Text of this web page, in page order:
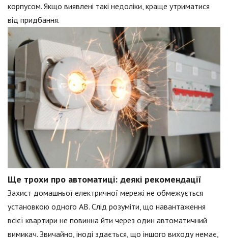
корпусом. Якщо виявлені такі недоліки, краще утриматися
від придбання.
Ще трохи про автоматиці: деякі рекомендації
Захист домашньої електричної мережі не обмежується
установкою одного АВ. Слід розуміти, що навантаження
всієї квартири не повинна йти через один автоматичний
вимикач. Звичайно, іноді здається, що іншого виходу немає,